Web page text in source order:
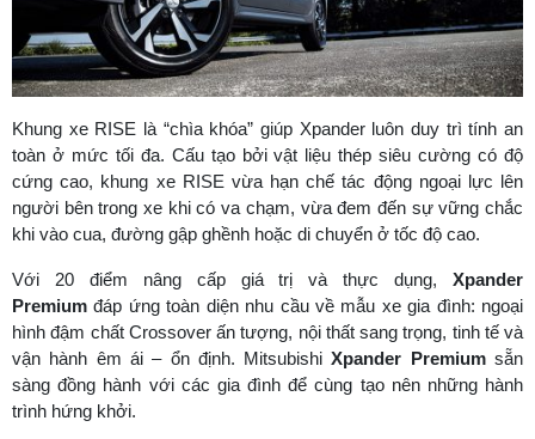
Khung xe RISE là “chìa khóa” giúp Xpander luôn duy trì tính an
toàn ở mức tối đa. Cấu tạo bởi vật liệu thép siêu cường có độ
cứng cao, khung xe RISE vừa hạn chế tác động ngoại lực lên
người bên trong xe khi có va chạm, vừa đem đến sự vững chắc
khi vào cua, đường gập ghềnh hoặc di chuyển ở tốc độ cao.
Với 20 điểm nâng cấp giá trị và thực dụng, Xpander
Premium đáp ứng toàn diện nhu cầu về mẫu xe gia đình: ngoại
hình đậm chất Crossover ấn tượng, nội thất sang trọng, tinh tế và
vận hành êm ái – ổn định. MitsubishiXpander Premiumsẵn
sàng đồng hành với các gia đình để cùng tạo nên những hành
trình hứng khởi.